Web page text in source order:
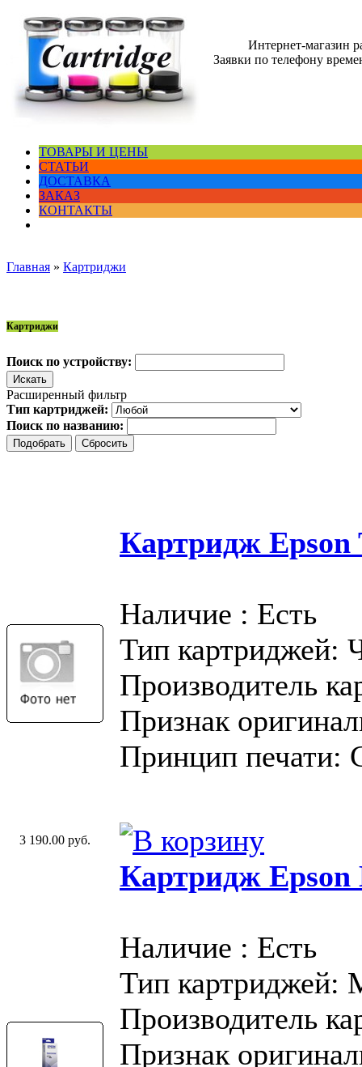
Интернет-магазин
Заявки по телефону
ТОВАРЫ И ЦЕНЫ
СТАТЬИ
ДОСТАВКА
ЗАКАЗ
КОНТАКТЫ
Главная » Картриджи
Картриджи
Поиск по устройству:
Расширенный фильтр
Тип картриджей:
Поиск по названию:
Картридж Epson
Наличие : Есть
Тип картриджей:
Производитель
Признак
Принцип печати:
3 190.00 руб.
Картридж Epson
Наличие : Есть
Тип картриджей:
Производитель
Признак